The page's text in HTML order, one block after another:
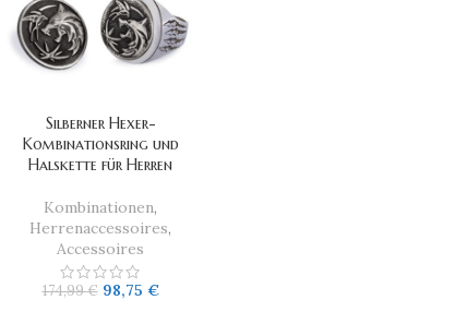
Silberner Hexer-
Kombinationsring und
Halskette für Herren
Kombinationen,
Herrenaccessoires,
Accessoires
174,99€ 98,75 €